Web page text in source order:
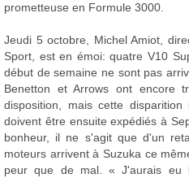
prometteuse en Formule 3000.
Jeudi 5 octobre, Michel Amiot,
Sport, est en émoi: quatre V10
début de semaine ne sont pas
Benetton et Arrows ont encore
disposition, mais cette
doivent être ensuite expédiés à
bonheur, il ne s'agit que d'un
moteurs arrivent à Suzuka ce
peur que de mal. « J'aurais eu